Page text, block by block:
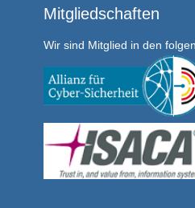
Mitgliedschaften
Wir sind Mitglied in den